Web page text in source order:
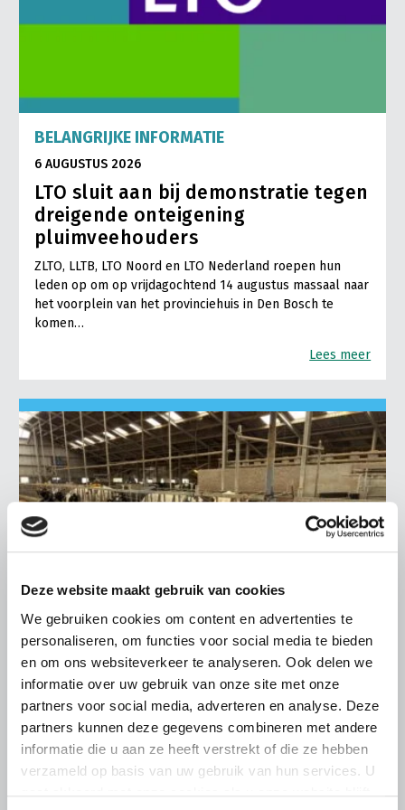
Deze website maakt gebruik van cookies
We gebruiken cookies om content en advertenties te
personaliseren, om functies voor social media te bieden
en om ons websiteverkeer te analyseren. Ook delen we
informatie over uw gebruik van onze site met onze
partners voor social media, adverteren en analyse. Deze
partners kunnen deze gegevens combineren met andere
informatie die u aan ze heeft verstrekt of die ze hebben
verzameld op basis van uw gebruik van hun services. U
LTO Nederland
Vakgroepbestuurders
Pers
Contact
BELANGRIJKE INFORMATIE
6 AUGUSTUS 2026
LTO sluit aan bij demonstratie tegen
dreigende onteigening
pluimveehouders
ZLTO, LLTB, LTO Noord en LTO Nederland roepen hun
leden op om op vrijdagochtend 14 augustus massaal naar
het voorplein van het provinciehuis in Den Bosch te
komen…
Lees meer
LTO LOBBY
6 AUGUSTUS 2026
Kamerlid Goudzwaard (JA21)
bezoekt melkveehouderij in